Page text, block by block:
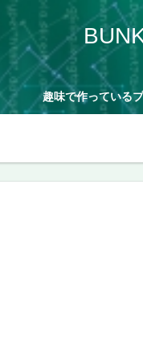
趣味で作っている